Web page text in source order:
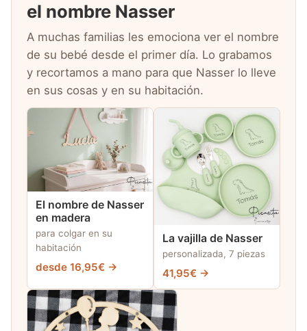
el nombre Nasser
A muchas familias les emociona ver el nombre
de su bebé desde el primer día. Lo grabamos
y recortamos a mano para que Nasser lo lleve
en sus cosas y en su habitación.
El nombre de Nasser
en madera
para colgar en su
habitación
desde 16,95€ →
La vajilla de Nasser
personalizada, 7 piezas
41,95€ →